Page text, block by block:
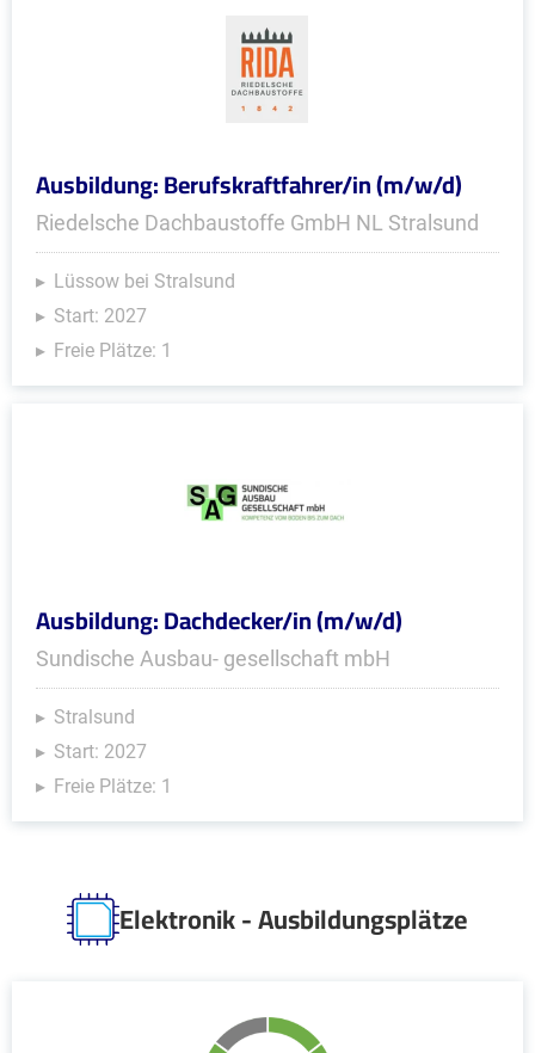
Ausbildung: Berufskraftfahrer/in (m/w/d)
Riedelsche Dachbaustoffe GmbH NL Stralsund
Lüssow bei Stralsund
Start: 2027
Freie Plätze: 1
Ausbildung: Dachdecker/in (m/w/d)
Sundische Ausbau- gesellschaft mbH
Stralsund
Start: 2027
Freie Plätze: 1
Elektronik - Ausbildungsplätze